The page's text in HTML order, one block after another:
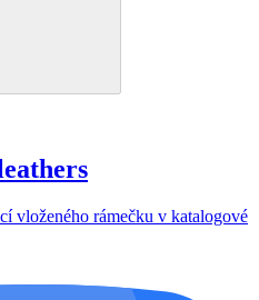
vloženého rámečku v katalogové